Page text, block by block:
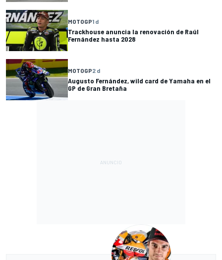
MOTOGP1 d
Trackhouse anuncia la renovación de Raúl
Fernández hasta 2028
MOTOGP2 d
Augusto Fernández, wild card de Yamaha en el
GP de Gran Bretaña